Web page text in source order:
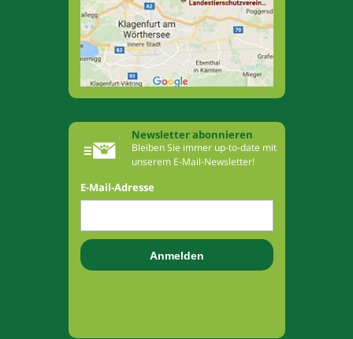
Newsletter abonnieren
Bleiben Sie immer up-to-date mit
unserem E-Mail-Newsletter!
E-Mail-Adresse